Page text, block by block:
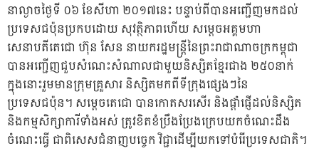
នាល្ងាចថ្ងៃទី ០៦ ខែសីហា ២០១៧នេះ បន្ទាប់ពីបានអញ្ជើញមកដល់
ប្រទេសជប៉ុនប្រកបដោយ សុវត្ថិភាពហើយ សម្តេចអគ្គមហា
សេនាបតីតេជោ ហ៊ុន សែន នាយករដ្ឋមន្រ្តីនៃព្រះរាជាណាចក្រកម្ពុជា
បានអញ្ជើញជួបសំណេះសំណាលជាមួយនិស្សិតខ្មែរជាង ២៥០នាក់
ក្នុងនោះរួមមានក្រុមគ្រួសារ និស្សិតមកពីទីក្រុងផ្សេងៗនៃ
ប្រទេសជប៉ុន។ សម្តេចតេជោ បានកោតសរសើរ និងផ្តាំផ្ញើដល់និស្សិត
និងកម្មសិក្សាការីទាំងអស់ ត្រូវខិតខំប្រឹងប្រែងក្រេបយកចំណេះដឹង
ចំណេះធ្វើ ជាពិសេសជំនាញបច្ចេក វិជ្ជាដើម្បីយកទៅបំរើប្រទេសជាតិ។